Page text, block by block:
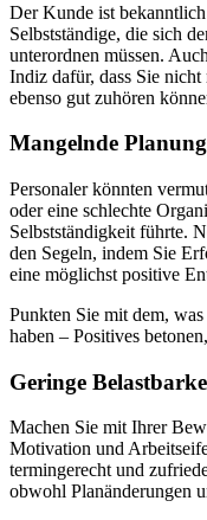
Der Kunde ist
Selbstständige, die sich
unterordnen müssen.
Indiz dafür, dass Sie
ebenso gut zuhören
Mangelnde
Personaler könnten
oder eine schlechte
Selbstständigkeit führte.
den Segeln, indem Sie
eine möglichst positive
Punkten Sie mit dem,
haben – Positives
Geringe
Machen Sie mit Ihrer
Motivation und
termingerecht und
obwohl Planänderungen